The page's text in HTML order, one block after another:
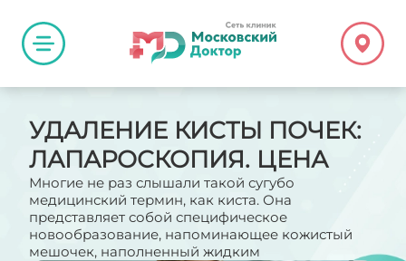
УДАЛЕНИЕ КИСТЫ ПОЧЕК:
ЛАПАРОСКОПИЯ. ЦЕНА
Многие не раз слышали такой сугубо
медицинский термин, как киста. Она
представляет собой специфическое
новообразование, напоминающее кожистый
мешочек, наполненный жидким